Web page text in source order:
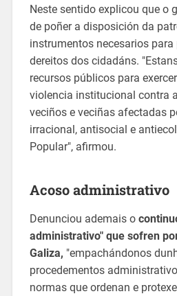
Neste sentido explicou que o
de poñer a disposición da
instrumentos necesarios
dereitos dos cidadáns.
recursos públicos para
violencia institucional contra
veciños e veciñas afectadas
irracional, antisocial e
Popular", afirmou.
Acoso administrativo
Denunciou ademais o
administrativo" que sofren
Galiza, "empachándonos
procedementos
normas que ordenan e